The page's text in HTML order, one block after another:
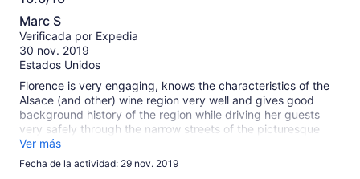
información
sobre
las
opiniones
verificadas
10.0
de
10
Marc S
Verificada por Expedia
30 nov. 2019
Estados Unidos
Florence is very engaging, knows the characteristics of the
Alsace (and other) wine region very well and gives good
background history of the region while driving her guests
very safely through the narrow streets of the picturesque
villages on the wine road. We had an excellent time! The
restaurant that she recommended for us in Riquewihr
Ver más
Fecha de la actividad: 29 nov. 2019